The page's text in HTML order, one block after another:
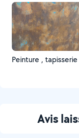
Peinture , tapisserie
Avis